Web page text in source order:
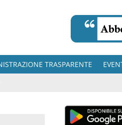
TRASPARENTE